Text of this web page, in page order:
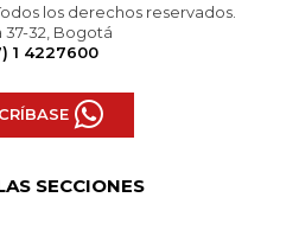
los derechos reservados.
37-32, Bogotá
1 4227600
SECCIONES